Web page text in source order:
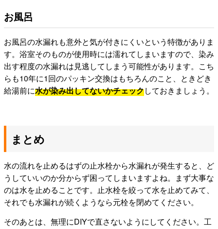
お風呂
お風呂の水漏れも意外と気が付きにくいという特徴がありま
す。浴室そのものが使用時には濡れてしまいますので、染み
出す程度の水漏れは見逃してしまう可能性があります。こち
らも10年に1回のパッキン交換はもちろんのこと、ときどき
給湯前に水が染み出してないかチェックしておきましょう。
まとめ
水の流れを止めるはずの止水栓から水漏れが発生すると、ど
うしていいのか分からず困ってしまいますよね。まず大事な
のは水を止めることです。止水栓を絞って水を止めてみて、
それでも水漏れが続くようなら元栓を閉めてください。
そのあとは、無理にDIYで直さないようにしてください。工